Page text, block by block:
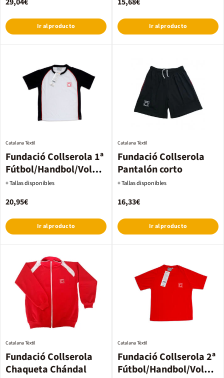
29,04€
Ir al producto
15,68€
Ir al producto
Fundació Collserola 1ª
Fútbol/Handbol/Voley
hombre
Catalana Tèxtil
+ Tallas disponibles
20,95€
Ir al producto
Fundació Collserola
Pantalón corto
Catalana Tèxtil
+ Tallas disponibles
16,33€
Ir al producto
Fundació Collserola
Chaqueta Chándal
Catalana Tèxtil
Fundació Collserola 2ª
Fútbol/Handbol/Voley
Catalana Tèxtil